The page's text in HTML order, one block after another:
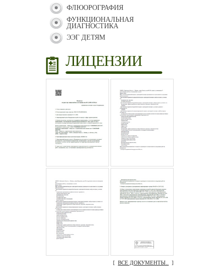
ФЛЮОРОГРАФИЯ
ФУНКЦИОНАЛЬНАЯ
ДИАГНОСТИКА
ЭЭГ ДЕТЯМ
ЛИЦЕНЗИИ
[ ВСЕ ДОКУМЕНТЫ.. ]